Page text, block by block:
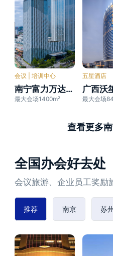
会议 | 培训中心
南宁富力万达文华酒店
最大会场1400m²
五星酒店
广西沃
最大会场
查看更多
全国办会好去处
会议旅游、企业员工奖励
推荐 南京 苏